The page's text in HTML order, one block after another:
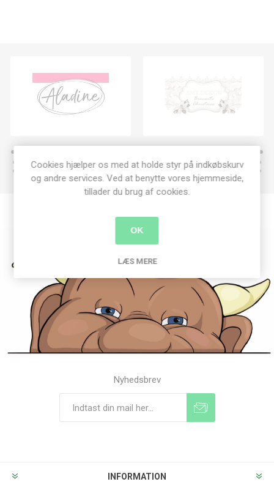
Nyhedsbrev
INFORMATION
Cookies hjælper os med at holde styr på indkøbskurv
og andre services. Ved at benytte vores hjemmeside,
tillader du brug af cookies.
OK
LÆS MERE